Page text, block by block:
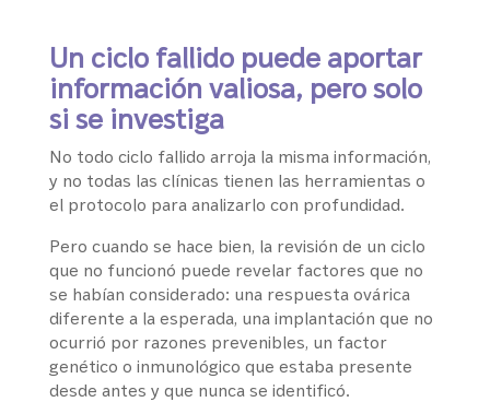
Un ciclo fallido puede aportar
información valiosa, pero solo
si se investiga
No todo ciclo fallido arroja la misma información,
y no todas las clínicas tienen las herramientas o
el protocolo para analizarlo con profundidad.
Pero cuando se hace bien, la revisión de un ciclo
que no funcionó puede revelar factores que no
se habían considerado: una respuesta ovárica
diferente a la esperada, una implantación que no
ocurrió por razones prevenibles, un factor
genético o inmunológico que estaba presente
desde antes y que nunca se identificó.